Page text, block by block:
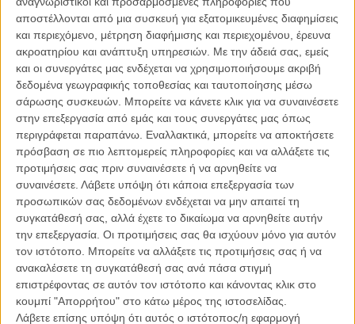
αποστέλλονται από μια συσκευή για εξατομικευμένες διαφημίσεις
και περιεχόμενο, μέτρηση διαφήμισης και περιεχομένου, έρευνα
ακροατηρίου και ανάπτυξη υπηρεσιών. Με την άδειά σας, εμείς
και οι συνεργάτες μας ενδέχεται να χρησιμοποιήσουμε ακριβή
δεδομένα γεωγραφικής τοποθεσίας και ταυτοποίησης μέσω
σάρωσης συσκευών. Μπορείτε να κάνετε κλικ για να συναινέσετε
στην επεξεργασία από εμάς και τους συνεργάτες μας όπως
περιγράφεται παραπάνω. Εναλλακτικά, μπορείτε να αποκτήσετε
πρόσβαση σε πιο λεπτομερείς πληροφορίες και να αλλάξετε τις
προτιμήσεις σας πριν συναινέσετε ή να αρνηθείτε να
συναινέσετε. Λάβετε υπόψη ότι κάποια επεξεργασία των
προσωπικών σας δεδομένων ενδέχεται να μην απαιτεί τη
συγκατάθεσή σας, αλλά έχετε το δικαίωμα να αρνηθείτε αυτήν
την επεξεργασία. Οι προτιμήσεις σας θα ισχύουν μόνο για αυτόν
τον ιστότοπο. Μπορείτε να αλλάξετε τις προτιμήσεις σας ή να
ανακαλέσετε τη συγκατάθεσή σας ανά πάσα στιγμή
επιστρέφοντας σε αυτόν τον ιστότοπο και κάνοντας κλικ στο
κουμπί "Απορρήτου" στο κάτω μέρος της ιστοσελίδας.
Λάβετε επίσης υπόψη ότι αυτός ο ιστότοπος/η εφαρμογή
σεζόν ήταν ότι θα κυκλοφορήσει κάποια στιγμή μέσα στο 2025, το
δεύτερο τρέιλερ περιορίζει κάπως το παράθυρο κυκλοφορίας της
σειράς για μέσα στον Απρίλιο.
Διαβάστε ακόμα: Ο Τζέφρι Ράιτ στο καστ της δεύτερης σεζόν
του «The Last of Us»